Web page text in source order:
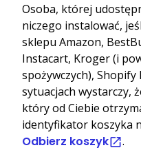
Osoba, której
niczego instalować,
sklepu Amazon,
Instacart, Kroger (i
spożywczych),
sytuacjach wystarczy,
który od Ciebie
identyfikator koszyka
Odbierz koszyk .